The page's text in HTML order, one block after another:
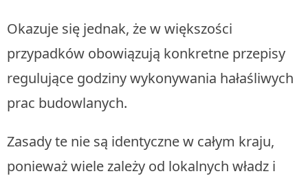
Okazuje się jednak, że w większości
przypadków obowiązują konkretne przepisy
regulujące godziny wykonywania hałaśliwych
prac budowlanych.
Zasady te nie są identyczne w całym kraju,
ponieważ wiele zależy od lokalnych władz i